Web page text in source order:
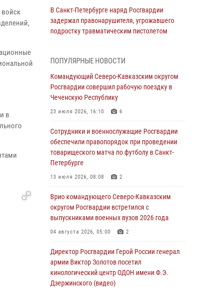
войск
в
В Санкт-Петербурге наряд Росгвардии
задержал правонарушителя, угрожавшего
подростку травматическим пистолетом
В Зауралье при содействии СОБР Росгвардии
ликвидирована крупная нарколаборатория
06 августа 2026, 11:27
В Москве росгвардейцы задержали троих
(видео)
06 августа 2026, 11:20 1
Взрывотехники Росгвардии на Ставрополье
обезвредили снаряд времен Великой
06 августа 2026, 11:15
Подвиги героев‑росгвардейцев увековечили
в новой музейной экспозиции белгородского
Белгородское направление»
06 августа 2026, 10:30 3
Охрану общественного порядка и
ПОПУЛЯРНЫЕ НОВОСТИ
Командующий Северо-Кавказским округом
Росгвардии совершил рабочую поездку в
Чеченскую Республику
23 июля 2026, 16:10 6
Сотрудники и военнослужащие Росгвардии
обеспечили правопорядок при проведении
товарищеского матча по футболу в Санкт-
Петербурге
13 июля 2026, 08:08 2
Врио командующего Северо-Кавказским
округом Росгвардии встретился с
выпускниками военных вузов 2026 года
04 августа 2026, 05:00 2
Директор Росгвардии Герой России генерал
армии Виктор Золотов посетил
кинологический центр ОДОН имени Ф.Э.
Дзержинского (видео)